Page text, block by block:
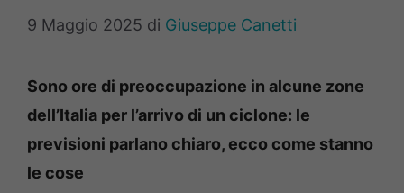
9 Maggio 2025 di Giuseppe Canetti
Sono ore di preoccupazione in alcune zone
dell’Italia per l’arrivo di un ciclone: le
previsioni parlano chiaro, ecco come stanno
le cose